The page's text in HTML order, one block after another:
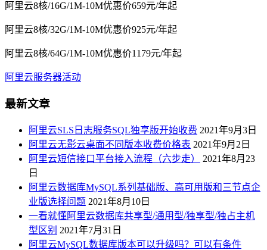
阿里云8核/16G/1M-10M优惠价659元/年起
阿里云8核/32G/1M-10M优惠价925元/年起
阿里云8核/64G/1M-10M优惠价1179元/年起
阿里云服务器活动
最新文章
阿里云SLS日志服务SQL独享版开始收费 2021年9月3日
阿里云无影云桌面不同版本收费价格表 2021年9月2日
阿里云短信接口平台接入流程（六步走）
2021年8月23
日
阿里云数据库MySQL系列基础版、高可用版和三节点企
业版选择问题 2021年8月10日
一看就懂阿里云数据库共享型/通用型/独享型/独占主机
型区别 2021年7月31日
阿里云MySQL数据库版本可以升级吗？可以有条件